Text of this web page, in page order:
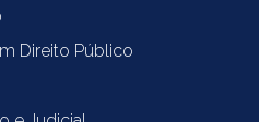
Direito Público